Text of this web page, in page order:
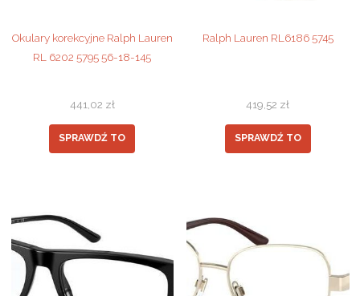
Okulary korekcyjne Ralph Lauren
RL 6202 5795 56-18-145
441,02 zł
SPRAWDŹ TO
Ralph Lauren RL6186 5745
419,52 zł
SPRAWDŹ TO